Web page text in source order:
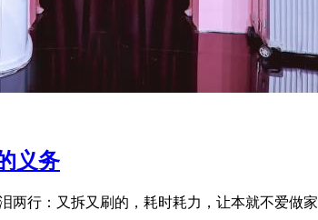
义务
行：又拆又刷的，耗时耗力，让本就不爱做